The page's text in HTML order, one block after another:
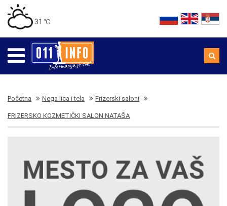
31 ℃
Početna Nega lica i tela Frizerski saloni
FRIZERSKO KOZMETIČKI SALON NATAŠA